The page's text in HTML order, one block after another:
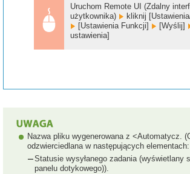
Uruchom Remote UI (Zdalny
użytkownika)
kliknij
[Ustawienia Funkcji]
[Wyślij]
ustawienia]
Nazwa pliku wygenerowana z <Automatycz.
odzwierciedlana w następujących elementach:
Statusie wysyłanego zadania (wyświetlany
panelu dotykowego)).